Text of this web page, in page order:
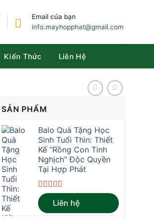
Email của bạn
info.mayhopphat@gmail.com
Kiến Thức Liên Hệ
SẢN PHẨM
Balo Quà Tặng Học
Sinh Tuổi Thìn: Thiết
Kế “Rồng Con Tinh
Nghịch” Độc Quyền
Tại Hợp Phát
Được xếp
hạng4.67 5
sao
Liên hệ